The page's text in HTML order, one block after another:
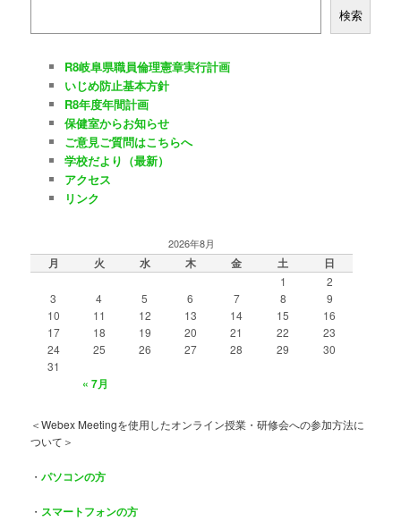
検索
R8岐阜県職員倫理憲章実行計画
いじめ防止基本方針
R8年度年間計画
保健室からお知らせ
ご意見ご質問はこちらへ
学校だより（最新）
アクセス
リンク
2026年8月
月 火 水 木 金 土 日
1
2
3
4 5 6 7 8
9
10
11 12 13 14 15
16
17
18 19 20 21 22
23
24
25 26 27 28 29
30
31
« 7月
＜Webex Meetingを使用したオンライン授業・研修会への参加方法に
ついて＞
・パソコンの方
・ スマートフォンの方